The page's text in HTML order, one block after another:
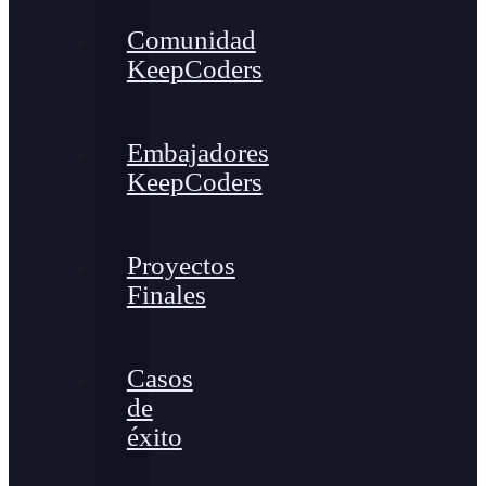
Comunidad
KeepCoders
Embajadores
KeepCoders
Proyectos
Finales
Casos
de
éxito